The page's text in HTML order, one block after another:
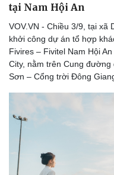
tại Nam Hội An
VOV.VN - Chiều 3/9, tại xã
khởi công dự án tổ hợp
Fivires – Fivitel Nam Hội
City, nằm trên Cung đường
Sơn – Cổng trời Đông